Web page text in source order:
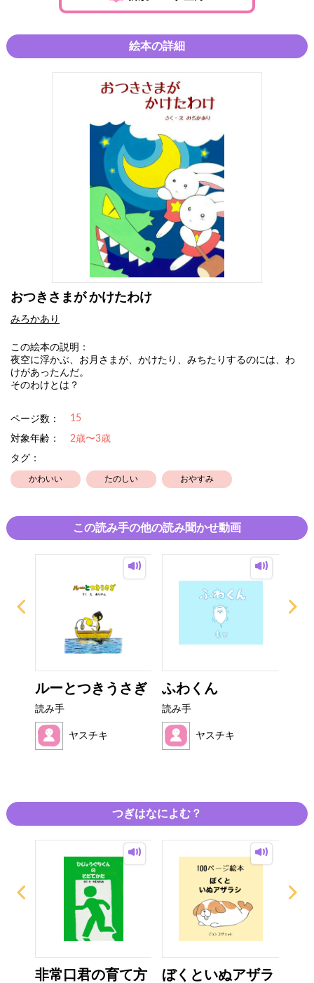
絵本の詳細
おつきさまが かけたわけ
みろかあり
この絵本の説明：
夜空に浮かぶ、お月さまが、かけたり、みちたりするのには、わ
けがあったんだ。
そのわけとは？
ページ数： 15
対象年齢：
2歳〜3歳
タグ：
かわいい たのしい おやすみ
この読み手の他の読み聞かせ動画
ルーとつきうさぎ
読み手
ヤスチキ
ふわくん
読み手
ヤスチキ
つぎはなによむ？
非常口君の育て方
ぼくといぬアザラ